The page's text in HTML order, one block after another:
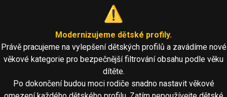
⚠️
Modernizujeme dětské profily.
Právě pracujeme na vylepšení dětských profilů a zavádíme nové
věkové kategorie pro bezpečnější filtrování obsahu podle věku
dítěte.
Po dokončení budou moci rodiče snadno nastavit věkové